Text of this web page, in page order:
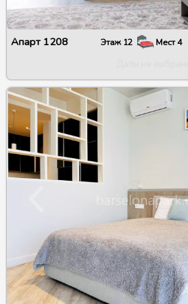
Апарт 1208 Этаж 12 Мест4